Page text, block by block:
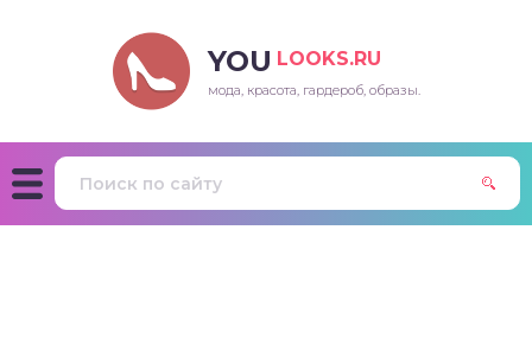
YOU LOOKS.RU
мода, красота, гардероб, образы.